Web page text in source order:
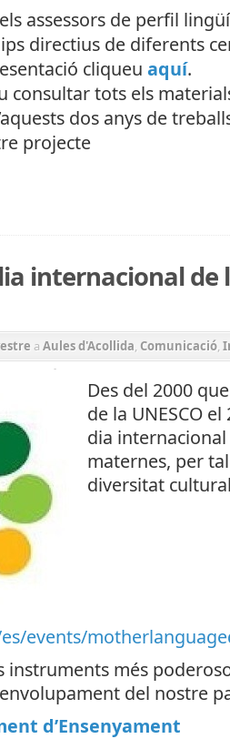
assessors de perfil
directius de diferents
cliqueu aquí.
consultar tots els
dos anys de
projecte
internacional de
a Aules d'Acollida, Comunicació,
i Convivència
Des del 2000
de la UNESCO
dia
maternes, per
diversitat
events/
instruments més
del nostre
d’Ensenyament